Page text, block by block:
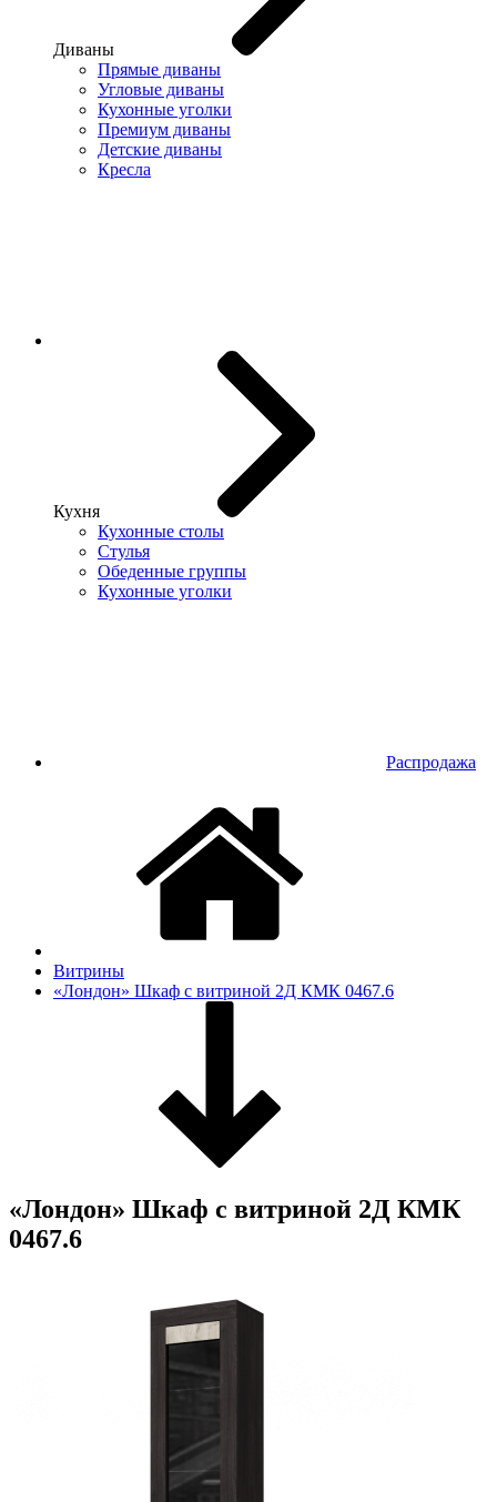
Диваны
Прямые диваны
Угловые диваны
Кухонные уголки
Премиум диваны
Детские диваны
Кресла
Кухня
Кухонные столы
Стулья
Обеденные группы
Кухонные уголки
Распродажа
Витрины
«Лондон» Шкаф с витриной 2Д КМК 0467.6
«Лондон» Шкаф с витриной 2Д КМК
0467.6